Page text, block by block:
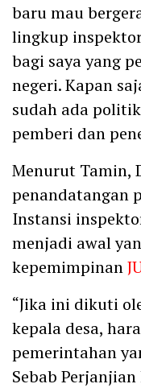
baru mau
lingkup
bagi saya yang
negeri. Kapan
sudah ada
pemberi dan
Menurut Tamin,
penandatangan
Instansi
menjadi awal
kepemimpinan
“Jika ini dikuti
kepala desa,
pemerintahan
Sebab